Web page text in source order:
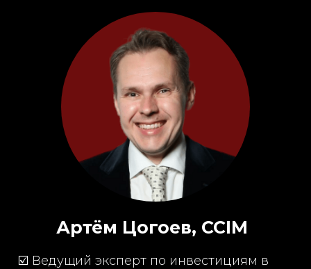
Артём Цогоев, CCIM
☑️ Ведущий эксперт по инвестициям в